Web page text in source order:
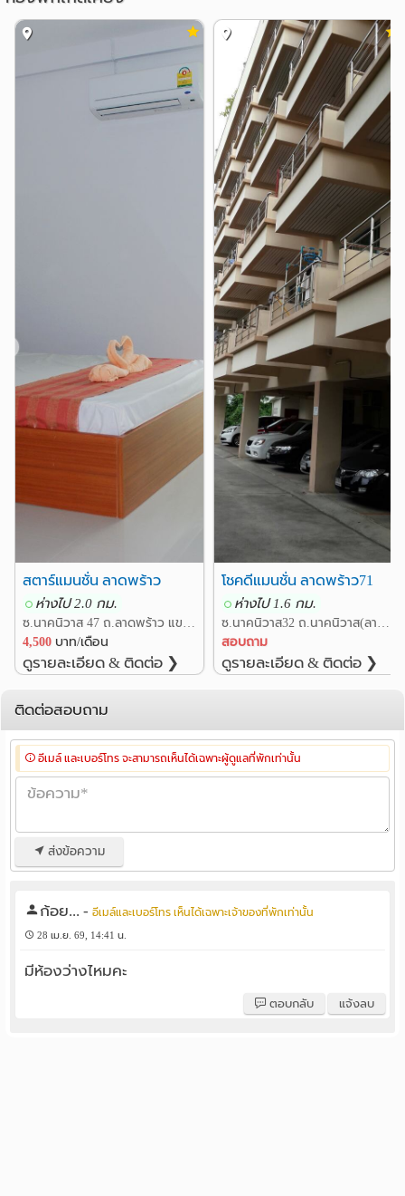
รพ.นวเวช 4.3 กม. รพ.รามคำแหง 4.8 กม.
ถนนนาคนิวาส(ลาดพร้าว 71) 0.4 กม.
สำนักงานเขตลาดพร้าว 0.8 กม.
ซอยลาดพร้าว 110
สหการประมูล 2.7 กม.
สตาร์แมนชั่น ลาดพร้าว
ห่างไป 2.0 กม.
4,500 บาท/เดือน
ดูรายละเอียด & ติดต่อ ❯
โชคดีแมนชั่น ลาดพร้าว71
ห่างไป 1.6 กม.
สอบถาม
ดูรายละเอียด & ติดต่อ ❯
ติดต่อสอบถาม
อีเมล์ และเบอร์โทร จะสามารถเห็นได้เฉพาะผู้ดูแลที่พักเท่านั้น
ส่งข้อความ
ก้อย... -อีเมล์และเบอร์โทร เห็นได้เฉพาะเจ้าของที่พักเท่านั้น
28 เม.ย. 69, 14:41 น.
มีห้องว่างไหมคะ
ตอบกลับ แจ้งลบ